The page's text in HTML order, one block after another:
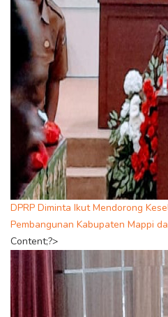
DPRP Diminta Ikut Mendorong
Pembangunan Kabupaten Mappi
Content;?>